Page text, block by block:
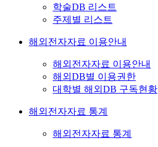
학술DB 리스트
주제별 리스트
해외전자자료 이용안내
해외전자자료 이용안내
해외DB별 이용권한
대학별 해외DB 구독현황
해외전자자료 통계
해외전자자료 통계